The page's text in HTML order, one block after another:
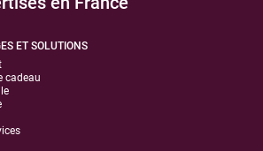
ET SOLUTIONS
cadeau